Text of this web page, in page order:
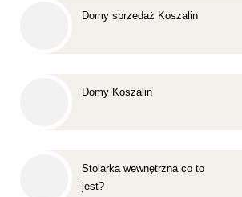
Domy sprzedaż Koszalin
Domy Koszalin
Stolarka wewnętrzna co to
jest?